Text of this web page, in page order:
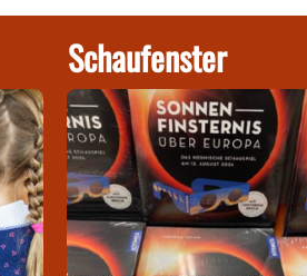
Schaufenster